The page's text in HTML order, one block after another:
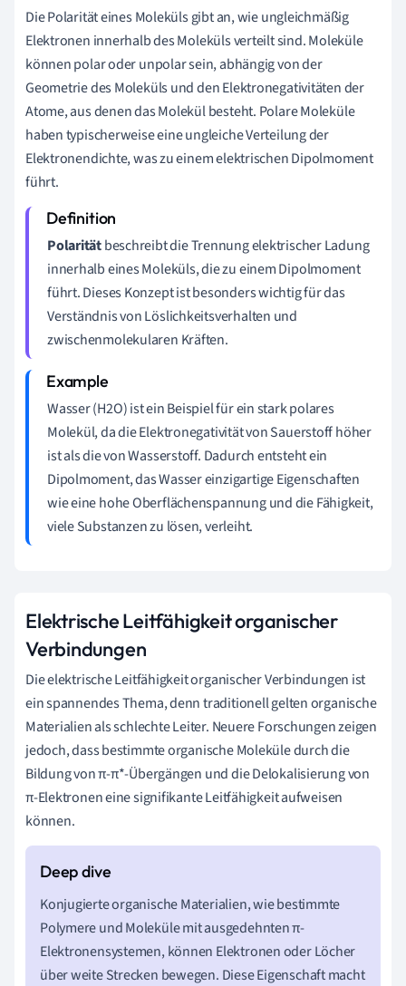
Die Polarität eines Moleküls gibt an, wie ungleichmäßig
Elektronen innerhalb des Moleküls verteilt sind. Moleküle
können polar oder unpolar sein, abhängig von der
Geometrie des Moleküls und den Elektronegativitäten der
Atome, aus denen das Molekül besteht. Polare Moleküle
haben typischerweise eine ungleiche Verteilung der
Elektronendichte, was zu einem elektrischen Dipolmoment
führt.
Polaritätbeschreibt die Trennung elektrischer Ladung
innerhalb eines Moleküls, die zu einem Dipolmoment
führt. Dieses Konzept ist besonders wichtig für das
Verständnis von Löslichkeitsverhalten und
zwischenmolekularen Kräften.
Wasser (H2O) ist ein Beispiel für ein stark polares
Molekül, da die Elektronegativität von Sauerstoff höher
ist als die von Wasserstoff. Dadurch entsteht ein
Dipolmoment, das Wasser einzigartige Eigenschaften
wie eine hohe Oberflächenspannung und die Fähigkeit,
viele Substanzen zu lösen, verleiht.
Elektrische Leitfähigkeit organischer
Verbindungen
Die elektrische Leitfähigkeit organischer Verbindungen ist
ein spannendes Thema, denn traditionell gelten organische
Materialien als schlechte Leiter. Neuere Forschungen zeigen
jedoch, dass bestimmte organische Moleküle durch die
Bildung von π-π*-Übergängen und die Delokalisierung von
π-Elektronen eine signifikante Leitfähigkeit aufweisen
können.
Konjugierte organische Materialien, wie bestimmte
Polymere und Moleküle mit ausgedehnten π-
Elektronensystemen, können Elektronen oder Löcher
über weite Strecken bewegen. Diese Eigenschaft macht